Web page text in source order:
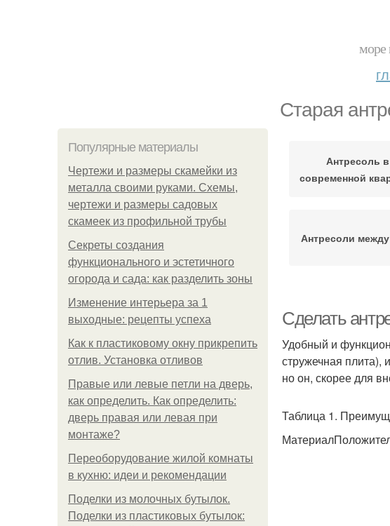
море
Старая
Популярные материалы
Чертежи и размеры скамейки из
металла своими руками. Схемы,
чертежи и размеры садовых
скамеек из профильной трубы
Секреты создания
функционального и эстетичного
огорода и сада: как разделить зоны
Изменение интерьера за 1
выходные: рецепты успеха
Как к пластиковому окну прикрепить
отлив. Установка отливов
Правые или левые петли на дверь,
как определить. Как определить:
дверь правая или левая при
монтаже?
Переоборудование жилой комнаты
в кухню: идеи и рекомендации
Поделки из молочных бутылок.
Поделки из пластиковых бутылок:
Антресоль в
современной
Антресоли между
Сделать
Удобный и
стружечная плита),
но он, скорее для
Таблица 1.